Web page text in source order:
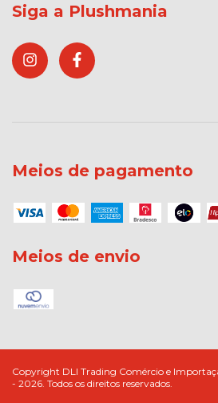
Siga a Plushmania
Meios de pagamento
Meios de envio
Copyright DLI Trading Comércio e
- 2026. Todos os direitos reservados.